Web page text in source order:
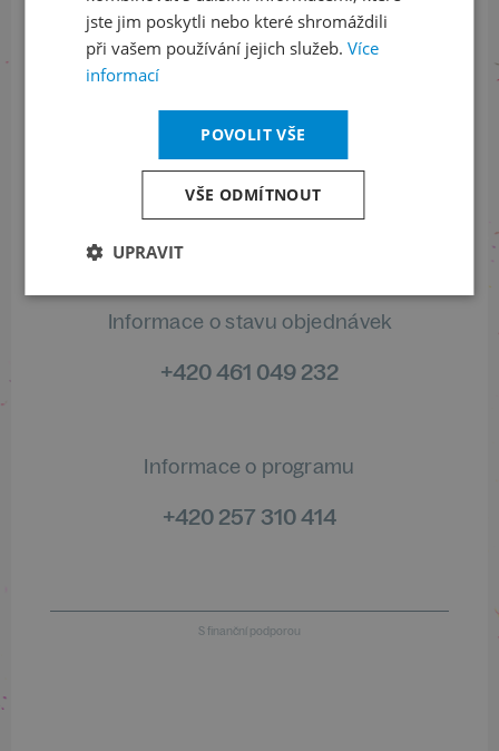
a buďte jako první v obraze
ODEBÍRAT NEWSLETTER
Sledujte nás na sociálních sítích
LinkedInflickr
Informace o stavu objednávek
+420 461 049 232
Informace o programu
+420 257 310 414
S finanční podporou
jste jim poskytli nebo které shromáždili
při vašem používání jejich služeb. Více
informací
POVOLIT VŠE
VŠE ODMÍTNOUT
UPRAVIT